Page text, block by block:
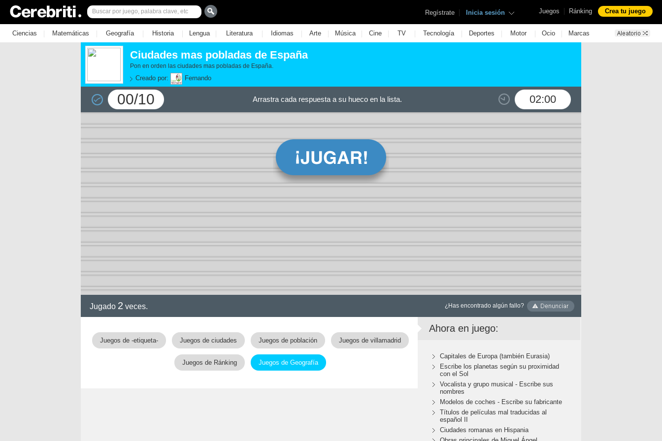
Juegos | Ránking Crea tu juego
Regístrate | Inicia sesión
Ciencias | Matemáticas | Geografía | Historia | Lengua | Literatura | Idiomas | Arte | Música | Cine | TV | Tecnología | Deportes | Motor | Ocio | Marcas
Ciudades mas pobladas de España
Pon en orden las ciudades mas pobladas de España.
Creado por: Fernando
00/10 02:00
Arrastra cada respuesta a su hueco en la lista.
Jugado 2 veces. ¿Has encontrado algún fallo?
Juegos de -etiqueta- Juegos de ciudades Juegos de población Juegos de villamadrid
Juegos de Ránking Juegos de Geografía
Ahora en juego:
Capitales de Europa (también Eurasia)
Escribe los planetas según su proximidad
con el Sol
Vocalista y grupo musical - Escribe sus
nombres
Modelos de coches - Escribe su fabricante
Títulos de películas mal traducidas al
español II
Ciudades romanas en Hispania